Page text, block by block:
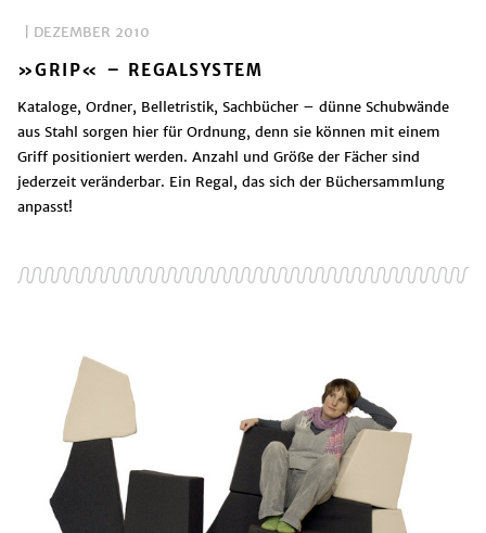
| DEZEMBER 2010
»GRIP« – REGALSYSTEM
Kataloge, Ordner, Belletristik, Sachbücher – dünne Schubwände
aus Stahl sorgen hier für Ordnung, denn sie können mit einem
Griff positioniert werden. Anzahl und Größe der Fächer sind
jederzeit veränderbar. Ein Regal, das sich der Büchersammlung
anpasst!